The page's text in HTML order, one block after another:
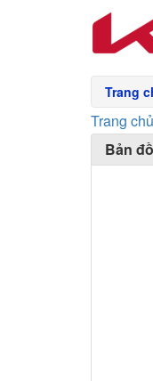
Trang
Trang chủ
Bản